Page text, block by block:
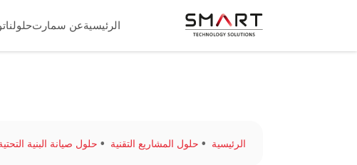
الرئيسيةعن سمارتحلولنا
الرئيسية حلول المشاريع التقنية حلول صيانة البنية